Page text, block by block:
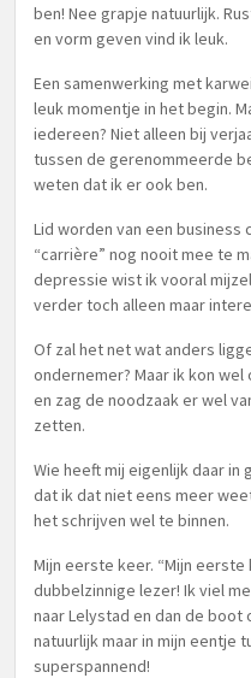
ben! Nee grapje natuurlijk.
en vorm geven vind ik leuk.
Een samenwerking met
leuk momentje in het begin.
iedereen? Niet alleen bij
tussen de gerenommeerde
weten dat ik er ook ben.
Lid worden van een business
“carrière” nog nooit mee te
depressie wist ik vooral
verder toch alleen maar
Of zal het net wat anders
ondernemer? Maar ik kon wel
en zag de noodzaak er wel
zetten.
Wie heeft mij eigenlijk daar in
dat ik dat niet eens meer
het schrijven wel te binnen.
Mijn eerste keer. “Mijn
dubbelzinnige lezer! Ik viel
naar Lelystad en dan de boot
natuurlijk maar in mijn eentje
superspannend!